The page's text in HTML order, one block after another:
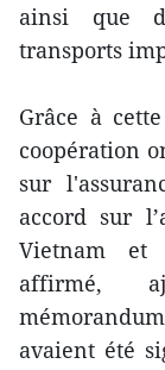
ainsi que
transports
Grâce à
coopération
sur
accord sur
Vietnam et
affirmé,
avaient été